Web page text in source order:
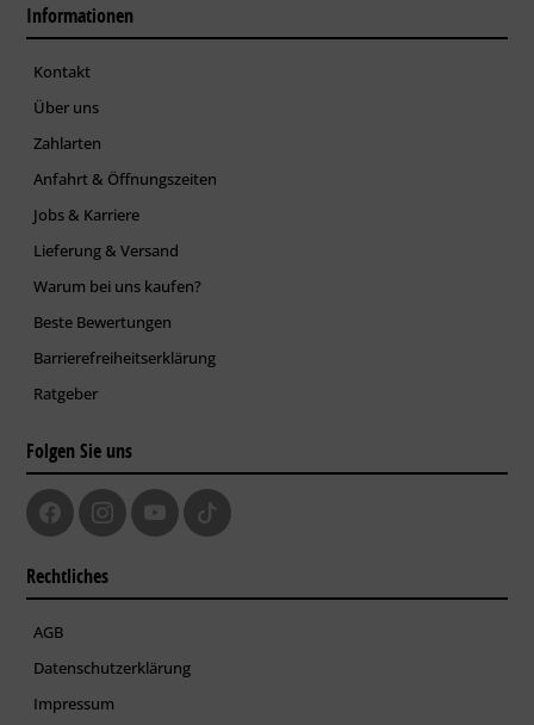
Informationen
Kontakt
Über uns
Zahlarten
Anfahrt & Öffnungszeiten
Jobs & Karriere
Lieferung & Versand
Warum bei uns kaufen?
Beste Bewertungen
Barrierefreiheitserklärung
Ratgeber
Folgen Sie uns
Rechtliches
AGB
Datenschutzerklärung
Impressum